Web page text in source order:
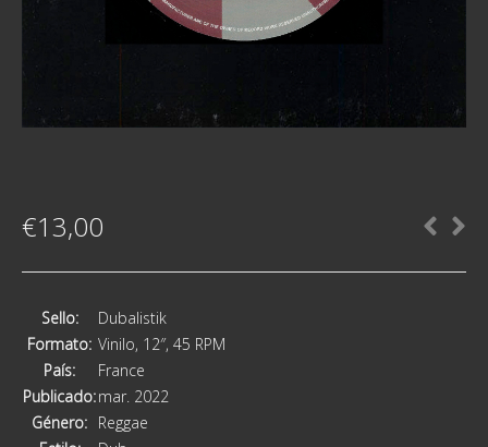
€13,00
Sello:
Dubalistik
Formato: Vinilo, 12″, 45 RPM
País:
France
Publicado:mar. 2022
Género: Reggae